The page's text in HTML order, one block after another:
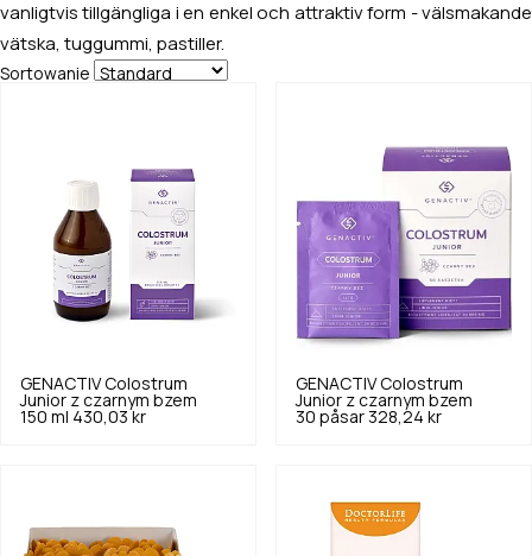
vanligtvis tillgängliga i en enkel och attraktiv form - välsmakande
vätska, tuggummi, pastiller.
Sortowanie
GENACTIV Colostrum
Junior z czarnym bzem
150 ml 430,03 kr
GENACTIV Colostrum
Junior z czarnym bzem
30 påsar 328,24 kr